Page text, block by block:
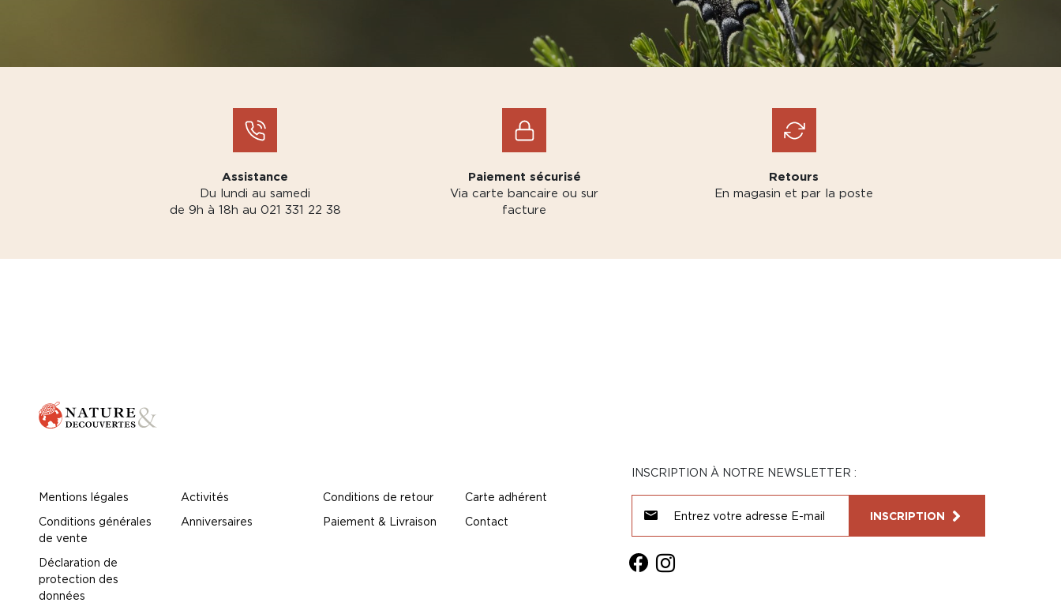
Assistance
Du lundi au samedi
de 9h à 18h au 021 331 22 38
Paiement sécurisé
Via carte bancaire ou sur
facture
Retours
En magasin et par la poste
Mentions légales
Conditions générales
de vente
Déclaration de
protection des
données
Activités
Anniversaires
Conditions de retour
Paiement & Livraison
Carte adhérent
Contact
INSCRIPTION À NOTRE NEWSLETTER :
INSCRIPTION